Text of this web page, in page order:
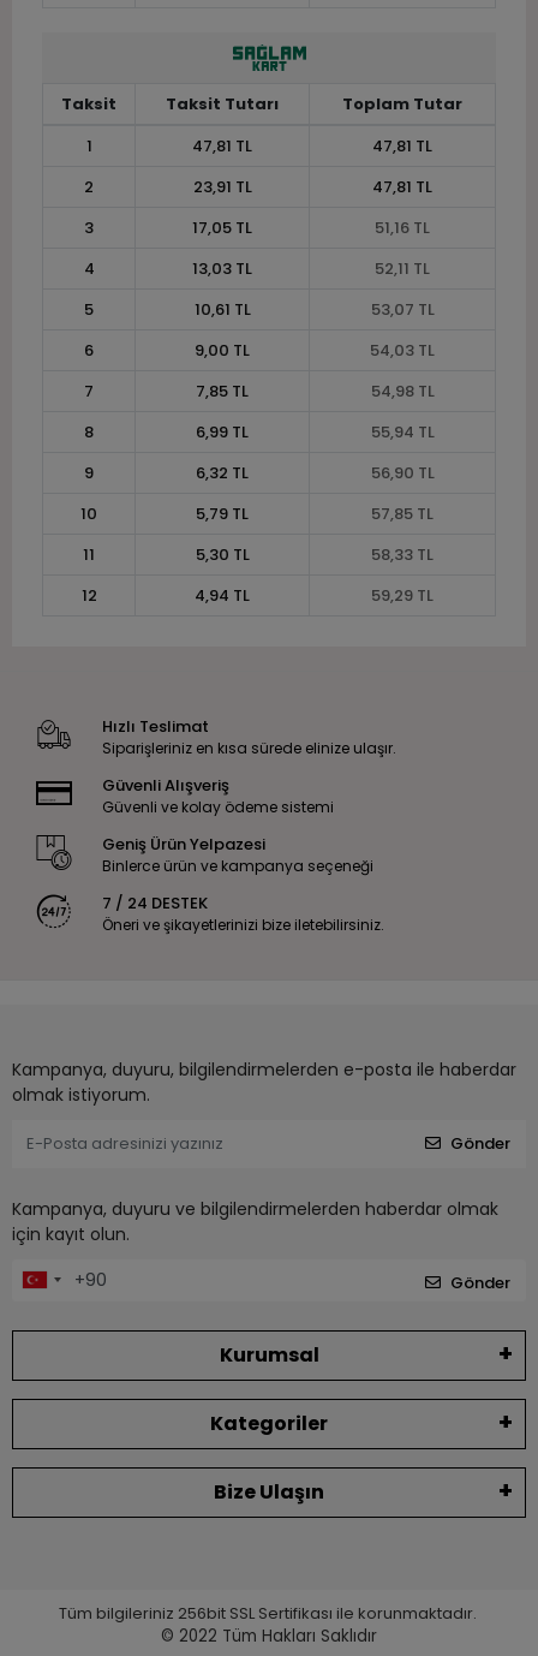
Taksit Taksit Tutarı
Toplam Tutar
1
47,81 TL
47,81 TL
2
23,91 TL
47,81 TL
3
17,05 TL
51,16 TL
4
13,03 TL
52,11 TL
5
10,61 TL
53,07 TL
6
9,00 TL
54,03 TL
7
7,85 TL
54,98 TL
8
6,99 TL
55,94 TL
9
6,32 TL
56,90 TL
10
5,79 TL
57,85 TL
11
5,30 TL
58,33 TL
12
4,94 TL 59,29 TL
Hızlı Teslimat
Siparişleriniz en kısa sürede elinize ulaşır.
Güvenli Alışveriş
Güvenli ve kolay ödeme sistemi
Geniş Ürün Yelpazesi
Binlerce ürün ve kampanya seçeneği
7 / 24 DESTEK
Öneri ve şikayetlerinizi bize iletebilirsiniz.
Kampanya, duyuru, bilgilendirmelerden e-posta ile haberdar
olmak istiyorum.
Gönder
Kampanya, duyuru ve bilgilendirmelerden haberdar olmak
için kayıt olun.
Gönder
Kurumsal
Kategoriler
Bize Ulaşın
Tüm bilgileriniz 256bit SSL Sertifikası ile korunmaktadır.
© 2022 Tüm Hakları Saklıdır